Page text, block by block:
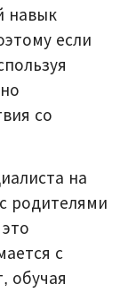
навык
если
со
на
родителями
с
обучая